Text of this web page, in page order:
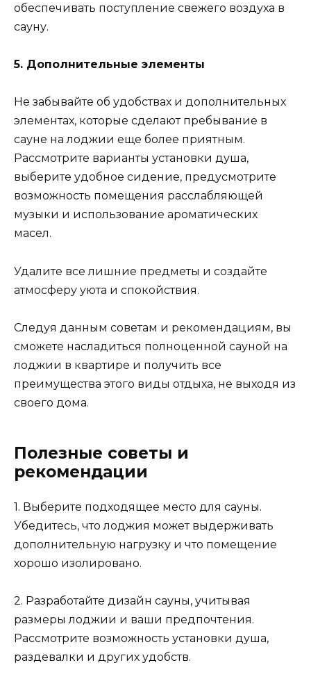
обеспечивать поступление свежего воздуха в
сауну.
5. Дополнительные элементы
Не забывайте об удобствах и дополнительных
элементах, которые сделают пребывание в
сауне на лоджии еще более приятным.
Рассмотрите варианты установки душа,
выберите удобное сидение, предусмотрите
возможность помещения расслабляющей
музыки и использование ароматических
масел.
Удалите все лишние предметы и создайте
атмосферу уюта и спокойствия.
Следуя данным советам и рекомендациям, вы
сможете насладиться полноценной сауной на
лоджии в квартире и получить все
преимущества этого виды отдыха, не выходя из
своего дома.
Полезные советы и
рекомендации
1. Выберите подходящее место для сауны.
Убедитесь, что лоджия может выдерживать
дополнительную нагрузку и что помещение
хорошо изолировано.
2. Разработайте дизайн сауны, учитывая
размеры лоджии и ваши предпочтения.
Рассмотрите возможность установки душа,
раздевалки и других удобств.